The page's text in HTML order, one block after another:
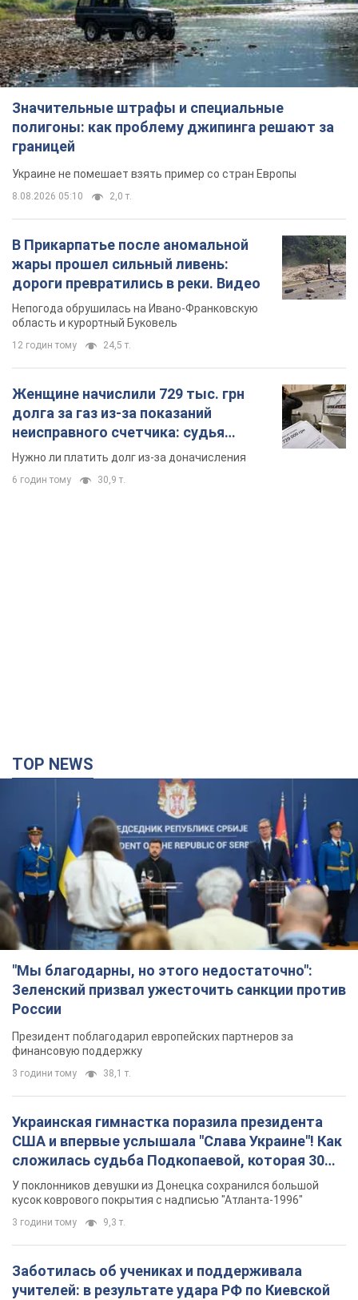
Значительные штрафы и специальные
полигоны: как проблему джипинга решают за
границей
Украине не помешает взять пример со стран Европы
8.08.2026 05:10 2,0 т.
В Прикарпатье после аномальной
жары прошел сильный ливень:
дороги превратились в реки. Видео
Непогода обрушилась на Ивано-Франковскую
область и курортный Буковель
12 годин тому 24,5 т.
Женщине начислили 729 тыс. грн
долга за газ из-за показаний
неисправного счетчика: судья
вынес неожиданное решение
Нужно ли платить долг из-за доначисления
6 годин тому 30,9 т.
TOP NEWS
"Мы благодарны, но этого недостаточно":
Зеленский призвал ужесточить санкции против
России
Президент поблагодарил европейских партнеров за
финансовую поддержку
3 години тому 38,1 т.
Украинская гимнастка поразила президента
США и впервые услышала "Слава Украине"! Как
сложилась судьба Подкопаевой, которая 30
лет назад завоевала "золото" Олимпиады
У поклонников девушки из Донецка сохранился большой
кусок коврового покрытия с надписью "Атланта-1996"
3 години тому 9,3 т.
Заботилась об учениках и поддерживала
учителей: в результате удара РФ по Киевской